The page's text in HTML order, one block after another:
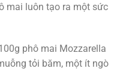
mai luôn tạo ra một sức
phô mai Mozzarella
tỏi băm, một ít ngò